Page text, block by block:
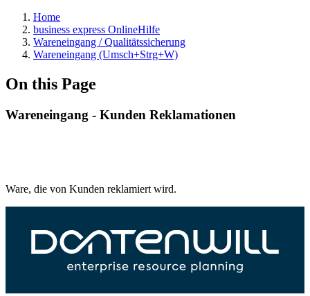
Home
business express OnlineHilfe
Wareneingang / Qualitätssicherung
Wareneingang (Umsch+Strg+W)
On this Page
Wareneingang - Kunden Reklamationen
Ware, die von Kunden reklamiert wird.